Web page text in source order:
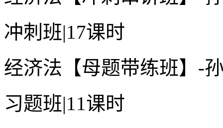
冲刺班|17课时
经济法【母题带练班】-
习题班|11课时